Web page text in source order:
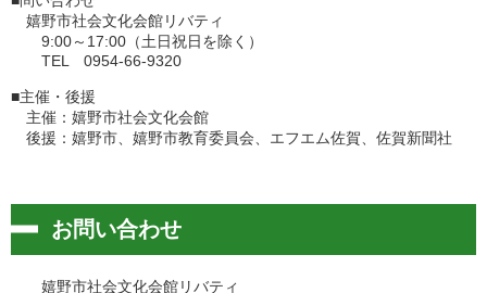
嬉野市社会文化会館リバティ
9:00～17:00（土日祝日を除く）
TEL 0954-66-9320
■主催・後援
主催：嬉野市社会文化会館
後援：嬉野市、嬉野市教育委員会、エフエム佐賀、佐賀新聞社
お問い合わせ
嬉野市社会文化会館リバティ